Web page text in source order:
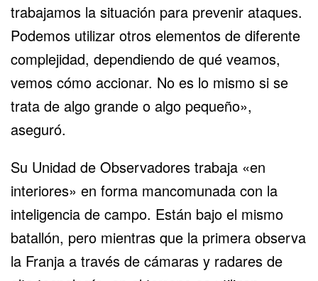
trabajamos la situación para prevenir ataques.
Podemos utilizar otros elementos de diferente
complejidad, dependiendo de qué veamos,
vemos cómo accionar. No es lo mismo si se
trata de algo grande o algo pequeño»,
aseguró.
Su Unidad de Observadores trabaja «en
interiores» en forma mancomunada con la
inteligencia de campo. Están bajo el mismo
batallón, pero mientras que la primera observa
la Franja a través de cámaras y radares de